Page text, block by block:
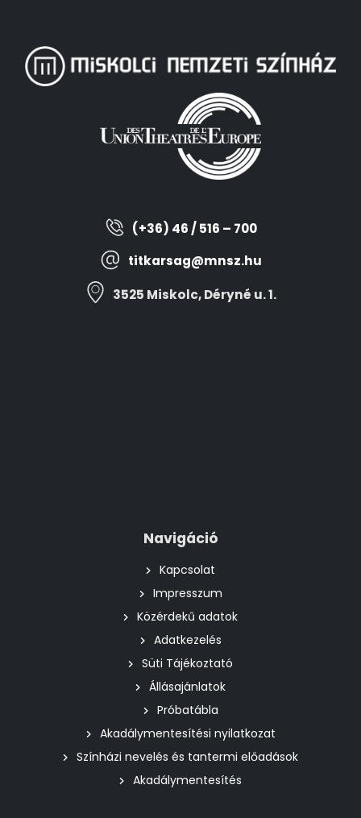
(+36) 46 / 516 – 700
titkarsag@mnsz.hu
3525 Miskolc, Déryné u. 1.
Navigáció
Kapcsolat
Impresszum
Közérdekű adatok
Adatkezelés
Süti Tájékoztató
Állásajánlatok
Próbatábla
Akadálymentesítési nyilatkozat
Színházi nevelés és tantermi előadások
Akadálymentesítés